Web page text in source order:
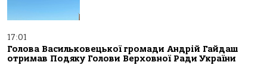
17:01
Голова Васильковецької громади Андрій Гайдаш
отримав Подяку Голови Верховної Ради України